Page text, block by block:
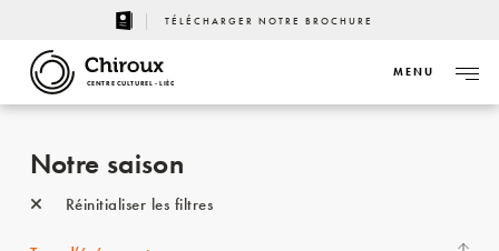
TÉLÉCHARGER NOTRE BROCHURE
CENTRE CULTUREL - LIÈGE
MENU
Notre saison
Réinitialiser les filtres